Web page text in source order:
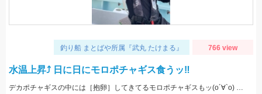
釣り船 まとばや所属『武丸 たけまる』 766 view
水温上昇⤴︎ 日に日にモロポチャギス食うッ‼︎
デカポチャギスの中には［抱卵］してきてるモロポチャギスもッ(о´∀`о) 期間限定ですので お早めにッ(ﾟ∀ﾟ)b